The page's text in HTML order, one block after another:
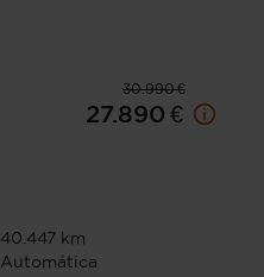
30.990 €
27.890 €
40.447 km
Automática